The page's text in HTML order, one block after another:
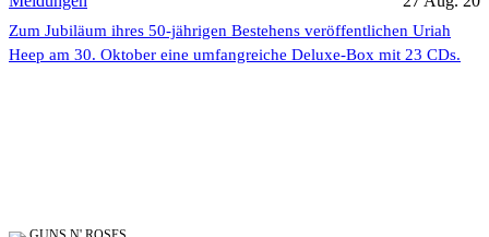
Zum Jubiläum ihres 50-jährigen Bestehens veröffentlichen Uriah
Heep am 30. Oktober eine umfangreiche Deluxe-Box mit 23 CDs.